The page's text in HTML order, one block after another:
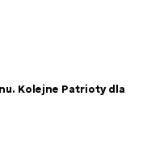
Kolejne Patrioty dla